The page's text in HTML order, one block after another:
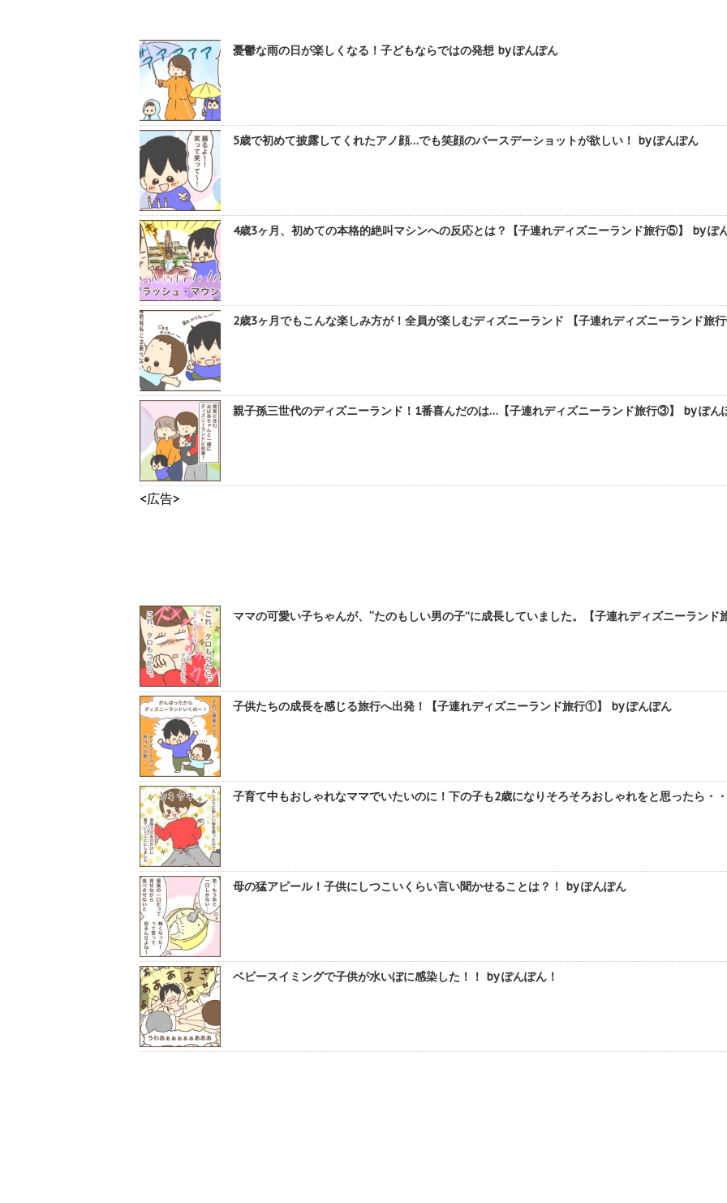
憂鬱な雨の日が楽しくなる！子どもならではの発想 by ぽんぽん
5歳で初めて披露してくれたアノ顔…でも笑顔のバースデーショットが欲しい！ by ぽんぽん
4歳3ヶ月、初めての本格的絶叫マシンへの反応とは？【子連れディズニーランド旅行⑤】 by ぽ
2歳3ヶ月でもこんな楽しみ方が！全員が楽しむディズニーランド 【子連れディズニーランド旅
親子孫三世代のディズニーランド！1番喜んだのは…【子連れディズニーランド旅行③】 by ぽん
<広告>
ママの可愛い子ちゃんが、“たのもしい男の子”に成長していました。【子連れディズニーラン
子供たちの成長を感じる旅行へ出発！【子連れディズニーランド旅行①】 by ぽんぽん
子育て中もおしゃれなママでいたいのに！下の子も2歳になりそろそろおしゃれをと思ったら・
母の猛アピール！子供にしつこいくらい言い聞かせることは？！ by ぽんぽん
ベビースイミングで子供が水いぼに感染した！！ by ぽんぽん！